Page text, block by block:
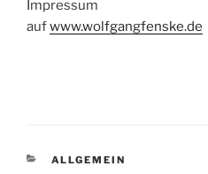
Impressum
aufwww.wolfgangfenske.de
KATEGORIEN
ALLGEMEIN